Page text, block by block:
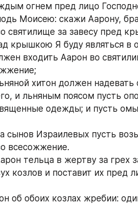
огнем пред лицо
Моисею: скажи Аарону,
святилище за завесу пред
крышкою Я буду являться в
входить Аарон во
хитон должен
и льняным поясом пусть
одежды; и пусть
сынов Израилевых пусть
всесожжение.
тельца в жертву за грех
козлов и поставит их пред
об обоих козлах жребии: